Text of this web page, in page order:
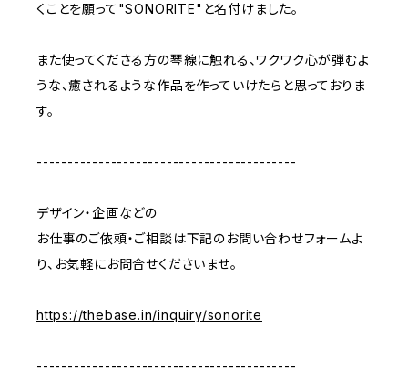
くことを願って"SONORITE"と名付けました。
また使ってくださる方の琴線に触れる、ワクワク心が弾むよ
うな、癒されるような作品を作っていけたらと思っておりま
す。
------------------------------------------
デザイン・企画などの
お仕事のご依頼・ご相談は下記のお問い合わせフォームよ
り、お気軽にお問合せくださいませ。
https://thebase.in/inquiry/sonorite
------------------------------------------